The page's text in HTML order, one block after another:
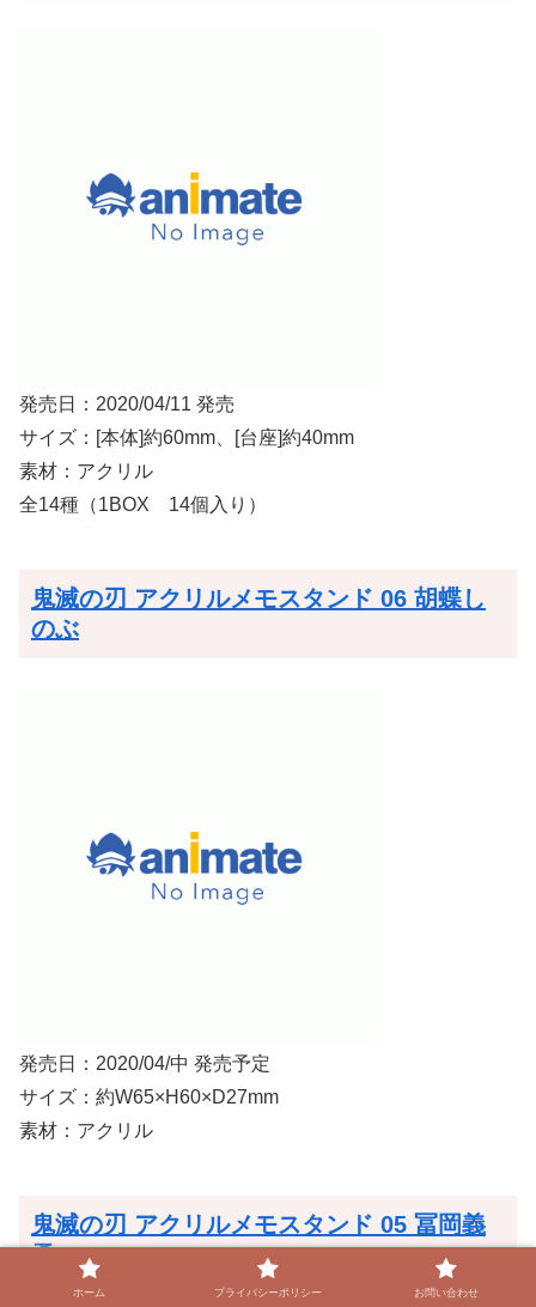
発売日：2020/04/11 発売
サイズ：[本体]約60mm、[台座]約40mm
素材：アクリル
全14種（1BOX 14個入り）
鬼滅の刃 アクリルメモスタンド 06 胡蝶し
のぶ
発売日：2020/04/中 発売予定
サイズ：約W65×H60×D27mm
素材：アクリル
鬼滅の刃 アクリルメモスタンド 05 冨岡義
勇
ホーム プライバシーポリシー お問い合わせ